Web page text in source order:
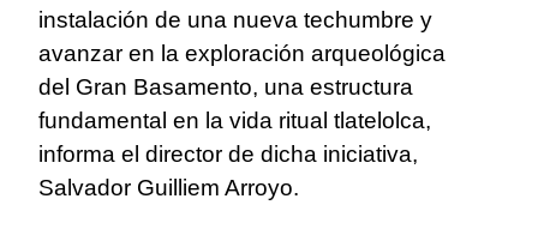
instalación de una nueva techumbre y
avanzar en la exploración arqueológica
del Gran Basamento, una estructura
fundamental en la vida ritual tlatelolca,
informa el director de dicha iniciativa,
Salvador Guilliem Arroyo.